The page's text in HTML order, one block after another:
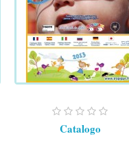
Catalogo